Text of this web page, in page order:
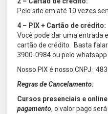
Pelo site em até 10 vezes
4 – PIX + Cartão de crédito:
Você pode dar uma entrada
cartão de crédito. Basta
3900-0984 ou pelo
Nosso PIX é nosso CNPJ:
Regras de Cancelamento:
Cursos presenciais e online
pagamento, o valor pago